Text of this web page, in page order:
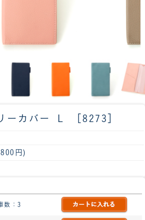
ーカバー Ｌ ［8273］
円)
数：3